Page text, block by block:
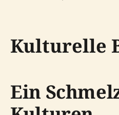
Kulturelle
Ein